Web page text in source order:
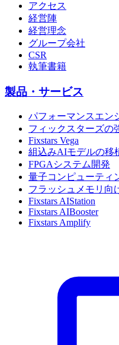
アクセス
経営陣
経営理念
グループ会社
CSR
執筆書籍
製品・サービス
パフォーマンスエン
フィックスターズの
Fixstars Vega
組込みAIモデルの移
FPGAシステム開発
量子コンピューティ
フラッシュメモリ向
Fixstars AIStation
Fixstars AIBooster
Fixstars Amplify